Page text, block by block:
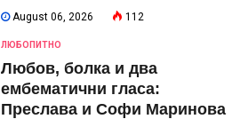
August 06, 2026 112
ЛЮБОПИТНО
Любов, болка и два
ембематични гласа:
Преслава и Софи Маринова